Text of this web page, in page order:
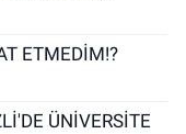
ETMEDİM!?
ÜNİVERSİTE